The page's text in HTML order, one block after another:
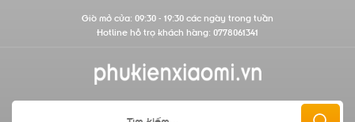
Giờ mở cửa: 09:30 - 19:30 các ngày trong tuần
Hotline hỗ trợ khách hàng: 0778061341